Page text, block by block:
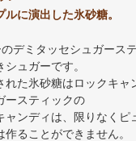
に演出した氷砂糖。
デミタッセシュガース
ュガーです。
れた氷砂糖はロックキャ
ースティックの
ャンディは、限りなくピ
ることができません。